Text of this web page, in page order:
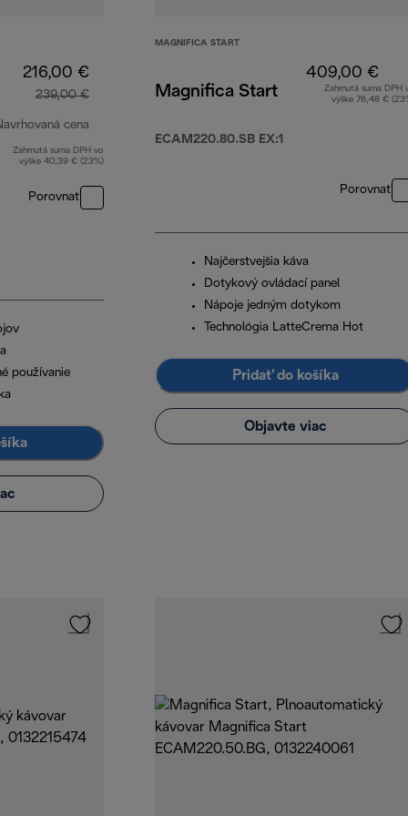
216,00 €
239,00 €
cena
pôvodná cena 239,00 €
Zahrnutá suma DPH vo
výške 40,39 € (23%)
Porovnať
používanie
MAGNIFICA START
Magnifica Start
ECAM220.80.SB EX:1
409,00 €
Zahrnutá suma DPH
výške 76,48 €
Porovnať
Najčerstvejšia káva
Dotykový ovládací panel
Nápoje jedným dotykom
Technológia LatteCrema Hot
Pridať do košíka
Objavte viac